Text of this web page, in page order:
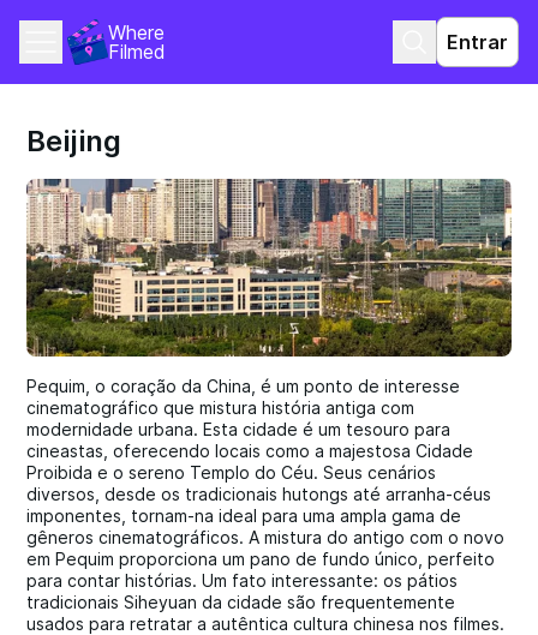
Where
Filmed
Entrar
Beijing
Pequim, o coração da China, é um ponto de interesse
cinematográfico que mistura história antiga com
modernidade urbana. Esta cidade é um tesouro para
cineastas, oferecendo locais como a majestosa Cidade
Proibida e o sereno Templo do Céu. Seus cenários
diversos, desde os tradicionais hutongs até arranha-céus
imponentes, tornam-na ideal para uma ampla gama de
gêneros cinematográficos. A mistura do antigo com o novo
em Pequim proporciona um pano de fundo único, perfeito
para contar histórias. Um fato interessante: os pátios
tradicionais Siheyuan da cidade são frequentemente
usados para retratar a autêntica cultura chinesa nos filmes.